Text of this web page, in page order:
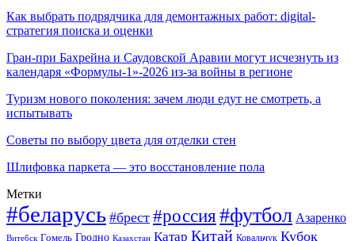
Как выбрать подрядчика для демонтажных работ: digital-
стратегия поиска и оценки
Гран-при Бахрейна и Саудовской Аравии могут исчезнуть из
календаря «Формулы-1»-2026 из-за войны в регионе
Туризм нового поколения: зачем люди едут не смотреть, а
испытывать
Советы по выбору цвета для отделки стен
Шлифовка паркета — это восстановление пола
Метки
#беларусь #брест #россия#футбол Азаренко
Витебск Гомель Гродно Казахстан Катар Китай Ковальчук Кубок